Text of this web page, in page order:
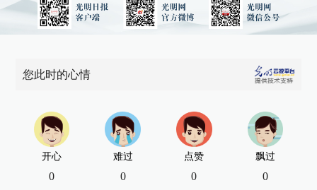
您此时的心情
开心
0
难过
0
点赞
0
飘过
0